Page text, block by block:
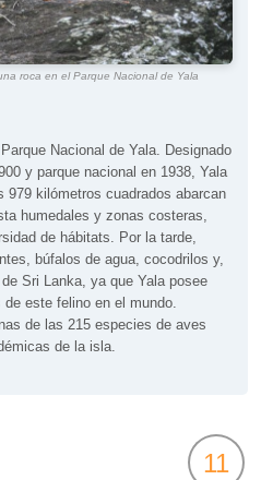
roca en el Parque Nacional de Yala
Nacional de Yala. Designado
y parque nacional en 1938, Yala
kilómetros cuadrados abarcan
humedales y zonas costeras,
de hábitats. Por la tarde,
búfalos de agua, cocodrilos y,
Sri Lanka, ya que Yala posee
este felino en el mundo.
de las 215 especies de aves
de la isla.
11